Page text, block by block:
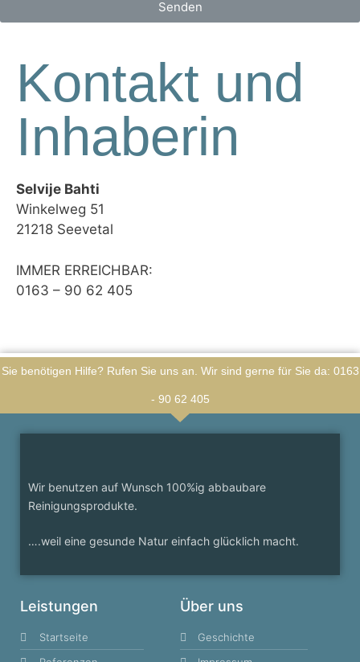
Senden
Kontakt und
Inhaberin
Selvije Bahti
Winkelweg 51
21218 Seevetal
IMMER ERREICHBAR:
0163 – 90 62 405
Sie benötigen Hilfe? Rufen Sie uns an. Wir sind gerne für Sie da: 0163
- 90 62 405
Wir benutzen auf Wunsch 100%ig abbaubare
Reinigungsprodukte.
….weil eine gesunde Natur einfach glücklich macht.
Leistungen
Startseite
Über uns
Geschichte